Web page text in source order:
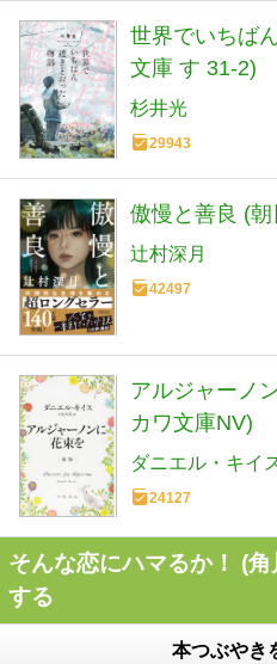
世界でいちば
文庫 す 31-2)
杉井光
29943
傲慢と善良 (朝
辻村深月
42497
アルジャーノ
カワ文庫NV)
ダニエル・キイ
24127
そんな恋にハマるか！ (
する
本つぶやき